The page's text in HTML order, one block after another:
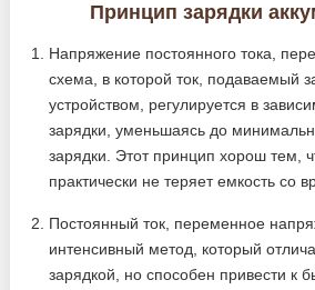
Принцип зарядки
Напряжение постоянного тока,
схема, в которой ток, подаваемый
устройством, регулируется в
зарядки, уменьшаясь до
зарядки. Этот принцип хорош тем,
практически не теряет емкость со
Постоянный ток, переменное
интенсивный метод, который
зарядкой, но способен привести к